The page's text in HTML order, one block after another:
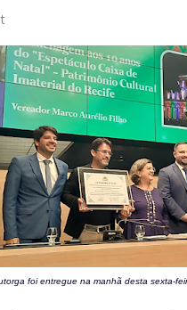
foi entregue na manhã desta sexta-